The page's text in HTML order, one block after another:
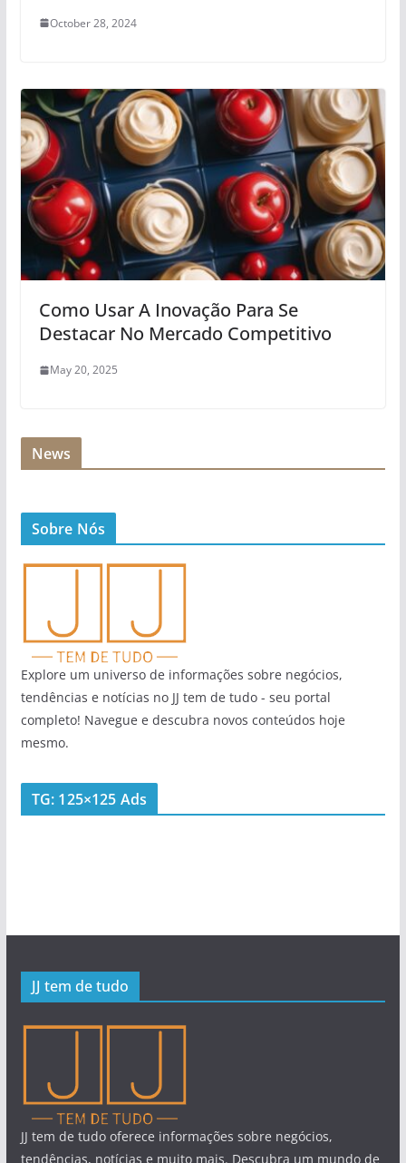
October 28, 2024
Como Usar A Inovação Para Se
Destacar No Mercado Competitivo
May 20, 2025
News
Sobre Nós
Explore um universo de informações sobre negócios,
tendências e notícias no JJ tem de tudo - seu portal
completo! Navegue e descubra novos conteúdos hoje
mesmo.
TG: 125×125 Ads
JJ tem de tudo
JJ tem de tudo oferece informações sobre negócios,
tendências, notícias e muito mais. Descubra um mundo de